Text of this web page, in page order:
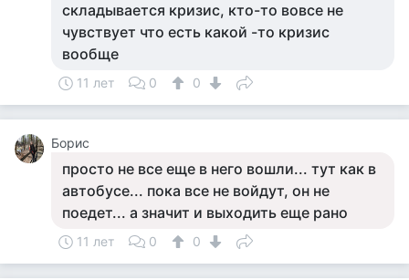
складывается кризис, кто-то вовсе не
чувствует что есть какой -то кризис
вообще
11 лет 0 0
Борис
просто не все еще в него вошли... тут как в
автобусе... пока все не войдут, он не
поедет... а значит и выходить еще рано
11 лет 0 0